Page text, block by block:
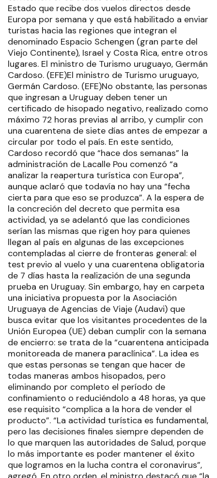
Estado que recibe dos vuelos directos desde
Europa por semana y que está habilitado a enviar
turistas hacia las regiones que integran el
denominado Espacio Schengen (gran parte del
Viejo Continente), Israel y Costa Rica, entre otros
lugares. El ministro de Turismo uruguayo, Germán
Cardoso. (EFE)El ministro de Turismo uruguayo,
Germán Cardoso. (EFE)No obstante, las personas
que ingresan a Uruguay deben tener un
certificado de hisopado negativo, realizado como
máximo 72 horas previas al arribo, y cumplir con
una cuarentena de siete días antes de empezar a
circular por todo el país. En este sentido,
Cardoso recordó que “hace dos semanas” la
administración de Lacalle Pou comenzó “a
analizar la reapertura turística con Europa”,
aunque aclaró que todavía no hay una “fecha
cierta para que eso se produzca”. A la espera de
la concreción del decreto que permita esa
actividad, ya se adelantó que las condiciones
serían las mismas que rigen hoy para quienes
llegan al país en algunas de las excepciones
contempladas al cierre de fronteras general: el
test previo al vuelo y una cuarentena obligatoria
de 7 días hasta la realización de una segunda
prueba en Uruguay. Sin embargo, hay en carpeta
una iniciativa propuesta por la Asociación
Uruguaya de Agencias de Viaje (Audavi) que
busca evitar que los visitantes procedentes de la
Unión Europea (UE) deban cumplir con la semana
de encierro: se trata de la “cuarentena anticipada
monitoreada de manera paraclínica”. La idea es
que estas personas se tengan que hacer de
todas maneras ambos hisopados, pero
eliminando por completo el período de
confinamiento o reduciéndolo a 48 horas, ya que
ese requisito “complica a la hora de vender el
producto”. “La actividad turística es fundamental,
pero las decisiones finales siempre dependen de
lo que marquen las autoridades de Salud, porque
lo más importante es poder mantener el éxito
que logramos en la lucha contra el coronavirus”,